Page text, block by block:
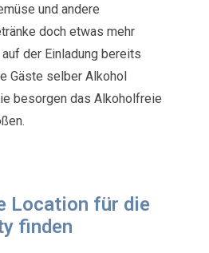
und andere
doch etwas mehr
der Einladung bereits
Gäste selber Alkohol
besorgen das Alkoholfreie
Location für die
finden